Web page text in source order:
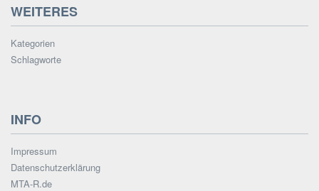
WEITERES
Kategorien
Schlagworte
INFO
Impressum
Datenschutzerklärung
MTA-R.de